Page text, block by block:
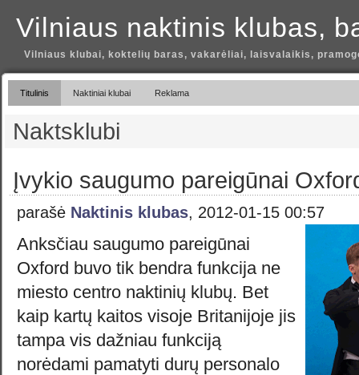
Vilniaus naktinis klubas,
Vilniaus klubai, koktelių baras, vakarėliai, laisvalaikis,
Titulinis Naktiniai klubai Reklama
Naktsklubi
Įvykio saugumo pareigūnai
parašė Naktinis klubas, 2012-01-15 00:57
Anksčiau saugumo pareigūnai
Oxford buvo tik bendra funkcija ne
miesto centro naktinių klubų. Bet
kaip kartų kaitos visoje Britanijoje jis
tampa vis dažniau funkciją
norėdami pamatyti durų personalo